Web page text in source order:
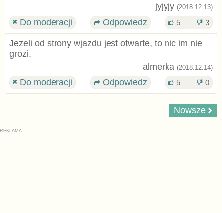
jyjyjy (2018.12.13)
Do moderacji Odpowiedz 5 3
Jezeli od strony wjazdu jest otwarte, to nic im nie
grozi.
almerka (2018.12.14)
Do moderacji Odpowiedz 5 0
Nowsze